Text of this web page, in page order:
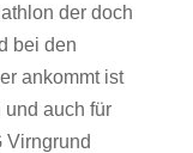
der doch
bei den
ankommt ist
und auch für
Virngrund